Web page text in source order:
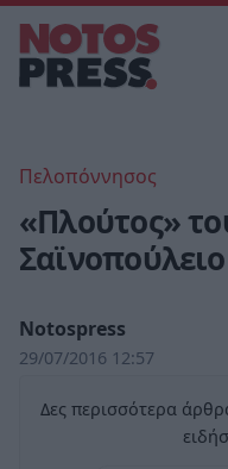
Πελοπόννησος
«Πλούτος»
Notospress
29/07/2016 12:57
Δες περισσότερα